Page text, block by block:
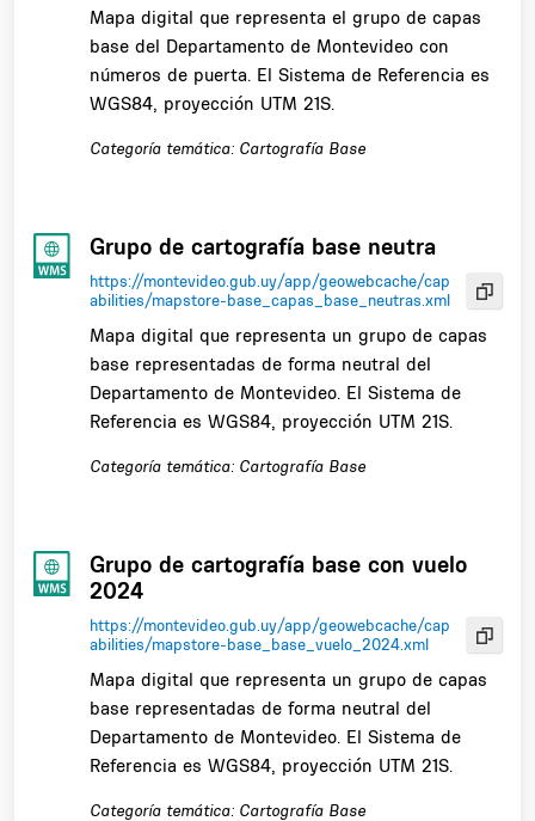
Mapa digital que representa el grupo de capas
base del Departamento de Montevideo con
números de puerta. El Sistema de Referencia es
WGS84, proyección UTM 21S.
Categoría temática: Cartografía Base
Grupo de cartografía base neutra
https://montevideo.gub.uy/app/geowebcache/cap
abilities/mapstore-base_capas_base_neutras.xml
Mapa digital que representa un grupo de capas
base representadas de forma neutral del
Departamento de Montevideo. El Sistema de
Referencia es WGS84, proyección UTM 21S.
Categoría temática: Cartografía Base
Grupo de cartografía base con vuelo
2024
https://montevideo.gub.uy/app/geowebcache/cap
abilities/mapstore-base_base_vuelo_2024.xml
Mapa digital que representa un grupo de capas
base representadas de forma neutral del
Departamento de Montevideo. El Sistema de
Referencia es WGS84, proyección UTM 21S.
Categoría temática: Cartografía Base